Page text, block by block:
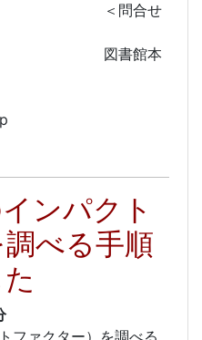
せ
本
ンパクト
べる手順